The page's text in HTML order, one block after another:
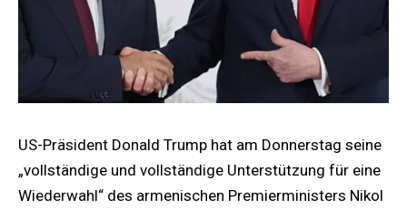
US-Präsident Donald Trump hat am Donnerstag seine
„vollständige und vollständige Unterstützung für eine
Wiederwahl“ des armenischen Premierministers Nikol